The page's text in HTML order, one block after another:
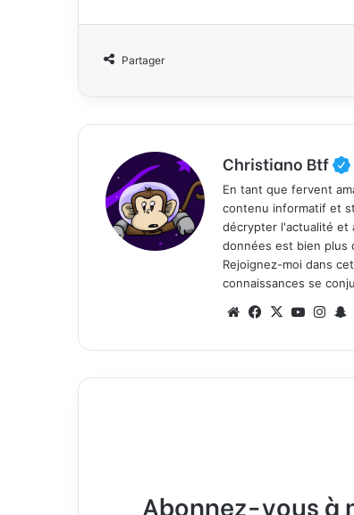
Partager
Christiano Btf
En tant que fervent
contenu informatif et
décrypter l'actualité et
données est bien plus
Rejoignez-moi dans
connaissances se
We
te
Fa
bo
ok
X
Yo
ub
e
Ins
ra
m
Abonnez-vous à